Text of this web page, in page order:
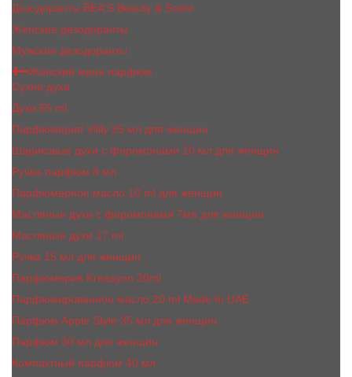
Дезодоранты BEA'S Beauty & Scent
Женские дезодоранты
Мужские дезодоранты
Женский мини парфюм
Сухие духи
Духи 65 ml
Парфюмерия Vilily 25 мл для женщин
Шариковые духи с феромонами 10 мл для женщин
Ручка-парфюм 8 мл
Парфюмерное масло 10 ml для женщин
Масляные духи c феромонами 7мл для женщин
Масляные духи 17 ml
Ручка 15 мл для женщин
Парфюмерия Kreasyon 20ml
Парфюмированное масло 20 ml Made In UAE
Парфюм Apple Style 35 мл для женщин
Парфюм 30 мл для женщин
Компактный парфюм 40 мл